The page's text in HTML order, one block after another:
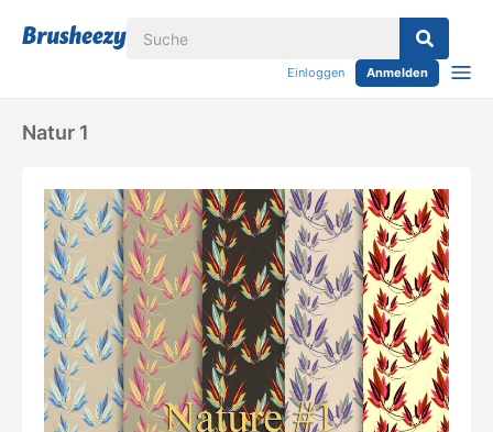
Einloggen Anmelden
Natur 1